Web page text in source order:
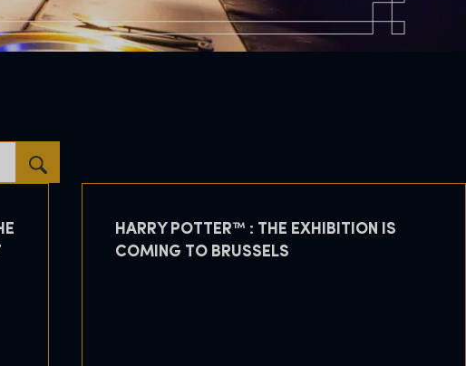
HARRY POTTER™ : THE EXHIBITION IS
COMING TO BRUSSELS